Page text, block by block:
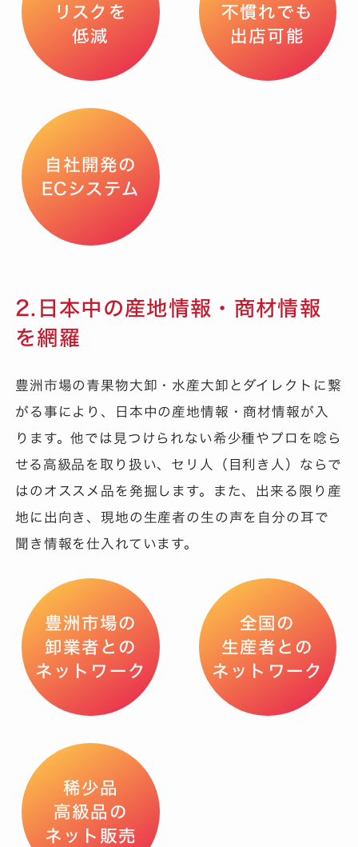
リスクを
低減
不慣れでも
出店可能
自社開発の
ECシステム
2.日本中の産地情報・商材情報
を網羅
豊洲市場の青果物大卸・水産大卸とダイレクトに繋
がる事により、日本中の産地情報・商材情報が入
ります。他では見つけられない希少種やプロを唸ら
せる高級品を取り扱い、セリ人（目利き人）ならで
はのオススメ品を発掘します。また、出来る限り産
地に出向き、現地の生産者の生の声を自分の耳で
聞き情報を仕入れています。
豊洲市場の
卸業者との
ネットワーク
全国の
生産者との
ネットワーク
稀少品
高級品の
ネット販売